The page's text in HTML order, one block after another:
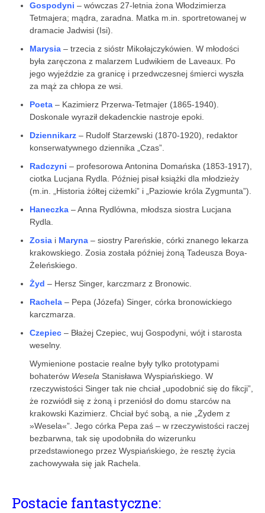
Gospodyni – wówczas 27-letnia żona Włodzimierza
Tetmajera; mądra, zaradna. Matka m.in. sportretowanej w
dramacie Jadwisi (Isi).
Marysia – trzecia z sióstr Mikołajczykówien. W młodości
była zaręczona z malarzem Ludwikiem de Laveaux. Po
jego wyjeździe za granicę i przedwczesnej śmierci wyszła
za mąż za chłopa ze wsi.
Poeta – Kazimierz Przerwa-Tetmajer (1865-1940).
Doskonale wyraził dekadenckie nastroje epoki.
Dziennikarz – Rudolf Starzewski (1870-1920), redaktor
konserwatywnego dziennika „Czas”.
Radczyni – profesorowa Antonina Domańska (1853-1917),
ciotka Lucjana Rydla. Później pisał książki dla młodzieży
(m.in. „Historia żółtej ciżemki” i „Paziowie króla Zygmunta”).
Haneczka – Anna Rydlówna, młodsza siostra Lucjana
Rydla.
Zosia i Maryna – siostry Pareńskie, córki znanego lekarza
krakowskiego. Zosia została później żoną Tadeusza Boya-
Żeleńskiego.
Żyd – Hersz Singer, karczmarz z Bronowic.
Rachela – Pepa (Józefa) Singer, córka bronowickiego
karczmarza.
Czepiec – Błażej Czepiec, wuj Gospodyni, wójt i starosta
weselny.
Wymienione postacie realne były tylko prototypami
bohaterów Wesela Stanisława Wyspiańskiego. W
rzeczywistości Singer tak nie chciał „upodobnić się do fikcji”,
że rozwiódł się z żoną i przeniósł do domu starców na
krakowski Kazimierz. Chciał być sobą, a nie „Żydem z
»Wesela«”. Jego córka Pepa zaś – w rzeczywistości raczej
bezbarwna, tak się upodobniła do wizerunku
przedstawionego przez Wyspiańskiego, że resztę życia
zachowywała się jak Rachela.
Postacie fantastyczne: